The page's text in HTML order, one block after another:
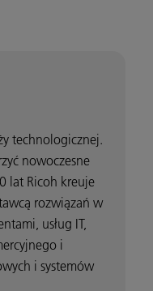
technologicznej.
nowoczesne
lat Ricoh kreuje
rozwiązań w
usług IT,
i
i systemów